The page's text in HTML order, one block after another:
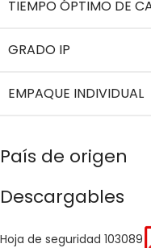
TIEMPO ÓPTIMO DE
GRADO IP
EMPAQUE INDIVIDUAL
País de origen
Descargables
Hoja de seguridad 103089